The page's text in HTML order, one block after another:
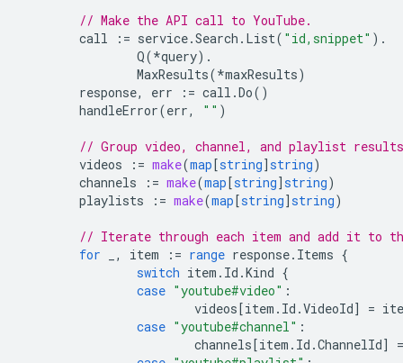
// Make the API call to YouTube.
call
:= service.Search . List( "id,snippet" ).
Q(*query).
MaxResults(*maxResults)
response, err := call .Do()
handleError(err, "" )
// Group video, channel, and playlist
videos
:= make(map[string]string)
channels
:= make(map[string]string)
playlists
:= make(map[string]string)
// Iterate through each item and add it to
for
, item := range response. Items {
switch item . Id .Kind {
case "youtube#video" :
videos[item . Id .VideoId] =
case "youtube#channel" :
channels[item . Id .ChannelId]
=